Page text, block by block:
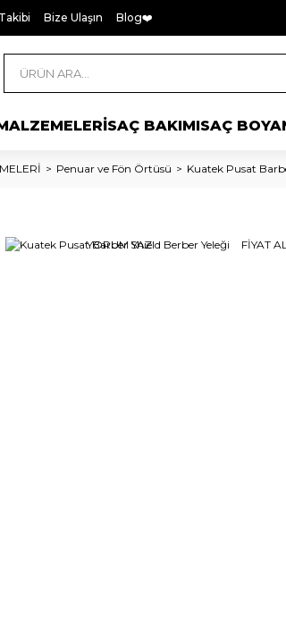
Bize Ulaşın Blog❤️
SAÇ BAKIMISAÇ
Penuar ve Fön Örtüsü Kuatek Pusat
YORUM YAZ FİYAT